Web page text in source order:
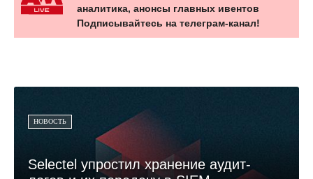
аналитика, анонсы главных ивентов
Подписывайтесь на телеграм-канал!
НОВОСТЬ
Selectel упростил хранение аудит-